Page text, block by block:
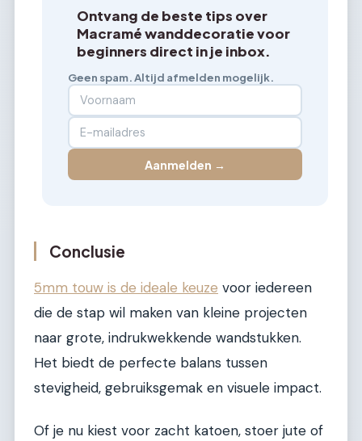
Ontvang de beste tips over
Macramé wanddecoratie voor
beginners direct in je inbox.
Geen spam. Altijd afmelden mogelijk.
Aanmelden →
Conclusie
5mm touw is de ideale keuze voor iedereen
die de stap wil maken van kleine projecten
naar grote, indrukwekkende wandstukken.
Het biedt de perfecte balans tussen
stevigheid, gebruiksgemak en visuele impact.
Of je nu kiest voor zacht katoen, stoer jute of